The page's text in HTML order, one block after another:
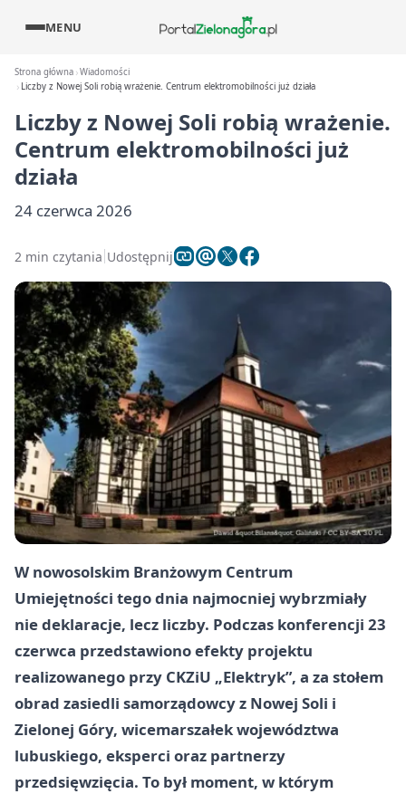
MENU
Strona główna Wiadomości
Liczby z Nowej Soli robią wrażenie. Centrum elektromobilności już działa
Liczby z Nowej Soli robią wrażenie.
Centrum elektromobilności już
działa
24 czerwca 2026
2 min czytania Udostępnij
W nowosolskim Branżowym Centrum
Umiejętności tego dnia najmocniej wybrzmiały
nie deklaracje, lecz liczby. Podczas konferencji 23
czerwca przedstawiono efekty projektu
realizowanego przy CKZiU „Elektryk”, a za stołem
obrad zasiedli samorządowcy z Nowej Soli i
Zielonej Góry, wicemarszałek województwa
lubuskiego, eksperci oraz partnerzy
przedsięwzięcia. To był moment, w którym